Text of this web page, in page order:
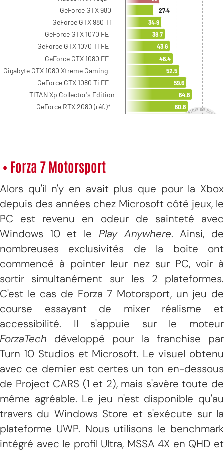
• Forza 7 Motorsport
Alors qu'il n'y en avait plus que pour la Xbox
depuis des années chez Microsoft côté jeux, le
PC est revenu en odeur de sainteté avec
Windows 10 et le Play Anywhere. Ainsi, de
nombreuses exclusivités de la boite ont
commencé à pointer leur nez sur PC, voir à
sortir simultanément sur les 2 plateformes.
C'est le cas de Forza 7 Motorsport, un jeu de
course essayant de mixer réalisme et
accessibilité. Il s'appuie sur le moteur
ForzaTech développé pour la franchise par
Turn 10 Studios et Microsoft. Le visuel obtenu
avec ce dernier est certes un ton en-dessous
de Project CARS (1 et 2), mais s'avère toute de
même agréable. Le jeu n'est disponible qu'au
travers du Windows Store et s'exécute sur la
plateforme UWP. Nous utilisons le benchmark
intégré avec le profil Ultra, MSSA 4X en QHD et